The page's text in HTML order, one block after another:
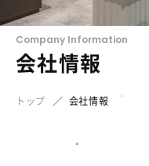
Company Information
会社情報
トップ 会社情報